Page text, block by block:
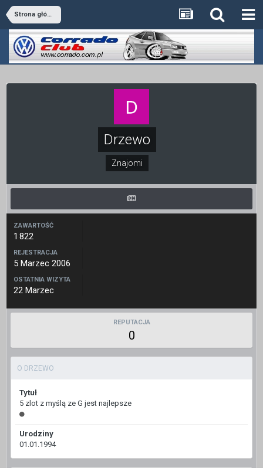
Strona główna
Drzewo
Znajomi
ZAWARTOŚĆ
1 822
REJESTRACJA
5 Marzec 2006
OSTATNIA WIZYTA
22 Marzec
REPUTACJA
0
O DRZEWO
Tytuł
5 zlot z myślą ze G jest najlepsze
Urodziny
01.01.1994